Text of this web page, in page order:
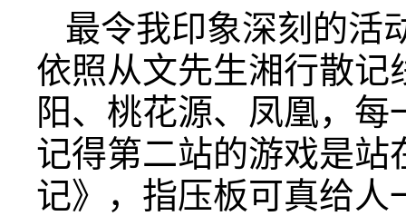
最令我印象深刻的活
依照从文先生湘行散
阳、桃花源、凤凰，
记得第二站的游戏是站
记》，指压板可真给人